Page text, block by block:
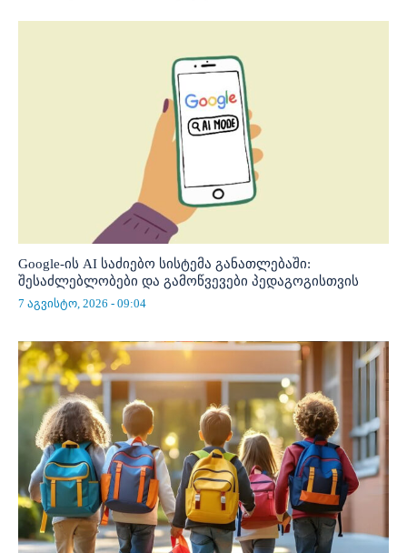
Google-ის AI საძიებო სისტემა განათლებაში:
შესაძლებლობები და გამოწვევები პედაგოგისთვის
7 აგვისტო, 2026 - 09:04